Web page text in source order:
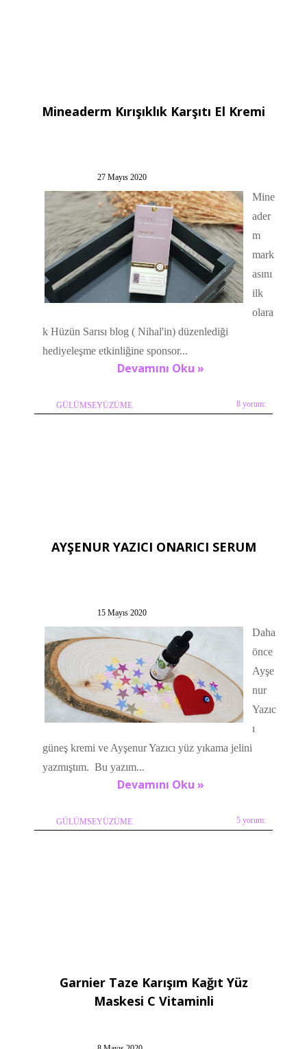
Mineaderm Kırışıklık Karşıtı El Kremi
27 Mayıs 2020
Mine
ader
m
mark
asını
ilk
olara
k Hüzün Sarısı blog ( Nihal'in) düzenlediği
hediyeleşme etkinliğine sponsor...
Devamını Oku »
GÜLÜMSEYÜZÜME 8 yorum:
AYŞENUR YAZICI ONARICI SERUM
15 Mayıs 2020
Daha
önce
Ayşe
nur
Yazıc
ı
güneş kremi ve Ayşenur Yazıcı yüz yıkama jelini
yazmıştım. Bu yazım...
Devamını Oku »
GÜLÜMSEYÜZÜME 5 yorum:
Garnier Taze Karışım Kağıt Yüz
Maskesi C Vitaminli